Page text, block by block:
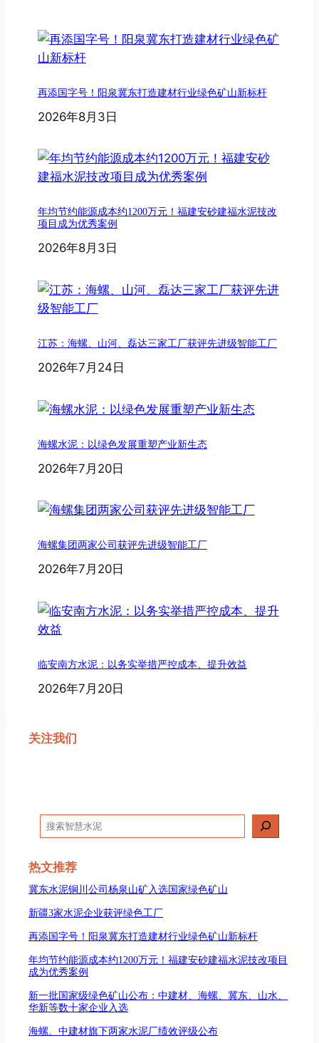
再添国字号！阳泉冀东打造建材行业绿色矿山新标杆
2026年8月3日
年均节约能源成本约1200万元！福建安砂建福水泥技改
项目成为优秀案例
2026年8月3日
江苏：海螺、山河、磊达三家工厂获评先进级智能工厂
2026年7月24日
海螺水泥：以绿色发展重塑产业新生态
2026年7月20日
海螺集团两家公司获评先进级智能工厂
2026年7月20日
临安南方水泥：以务实举措严控成本、提升效益
2026年7月20日
关注我们
搜
索
热文推荐
冀东水泥铜川公司杨泉山矿入选国家绿色矿山
新疆3家水泥企业获评绿色工厂
再添国字号！阳泉冀东打造建材行业绿色矿山新标杆
年均节约能源成本约1200万元！福建安砂建福水泥技改项目
成为优秀案例
新一批国家级绿色矿山公布：中建材、海螺、冀东、山水、
华新等数十家企业入选
海螺、中建材旗下两家水泥厂绩效评级公布